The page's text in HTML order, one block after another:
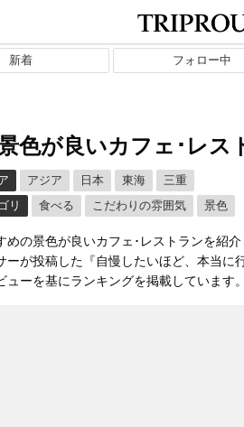
新着 フォロー中
色が良いカフェ･レス
アジア 日本 東海
三重
リ
食べる こだわりの雰囲気 景色
めの景色が良いカフェ･レストランを紹
ーが投稿した『自慢したいほど、本当に
ューを基にランキングを掲載しています。